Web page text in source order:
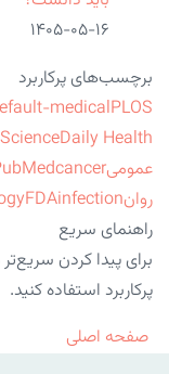
۱۴۰۵-۰۵-۱۶
برچسب‌های پرکاربرد
medicalPLOS
ScienceDaily Health
عمومیcancer
روان
FDAinfection
راهنمای سریع
برای پیدا کردن
پرکاربرد استفاده کنید.
صفحه اصلی